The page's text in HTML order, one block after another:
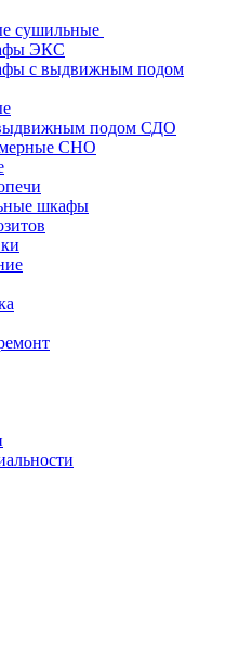
сушильные
ЭКС
с выдвижным подом
подом СДО
СНО
шкафы